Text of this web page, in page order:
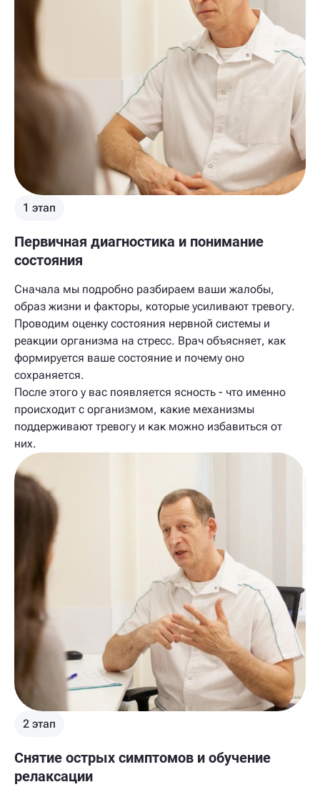
1 этап
Первичная диагностика и понимание
состояния
Сначала мы подробно разбираем ваши жалобы,
образ жизни и факторы, которые усиливают тревогу.
Проводим оценку состояния нервной системы и
реакции организма на стресс. Врач объясняет, как
формируется ваше состояние и почему оно
сохраняется.
После этого у вас появляется ясность - что именно
происходит с организмом, какие механизмы
поддерживают тревогу и как можно избавиться от
них.
2 этап
Снятие острых симптомов и обучение
релаксации